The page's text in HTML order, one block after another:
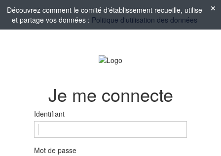
Découvrez comment le comité d'établissement recueille, utilise
et partage vos données : Politique d'utilisation des données
Je me connecte
Identifiant
Mot de passe